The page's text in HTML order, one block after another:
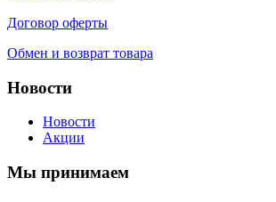
Договор оферты
Обмен и возврат товара
Новости
Новости
Акции
Мы принимаем